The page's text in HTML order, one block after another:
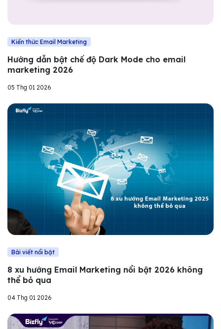
Kiến thức Email Marketing
Hướng dẫn bật chế độ Dark Mode cho email
marketing 2026
05 Thg 01 2026
Bài viết nổi bật
8 xu hướng Email Marketing nổi bật 2026 không
thể bỏ qua
04 Thg 01 2026